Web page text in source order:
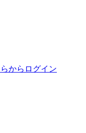
からログイン